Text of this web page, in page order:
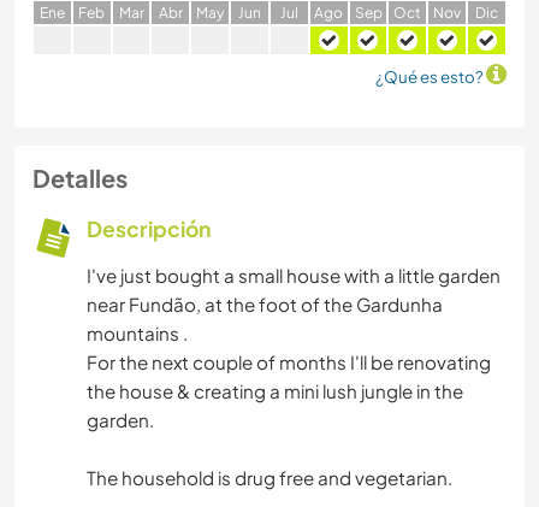
Ene Feb Mar Abr May Jun Jul Ago Sep Oct Nov Dic
¿Qué es esto?
Detalles
Descripción
I've just bought a small house with a little garden
near Fundão, at the foot of the Gardunha
mountains .
For the next couple of months I'll be renovating
the house & creating a mini lush jungle in the
garden.
The household is drug free and vegetarian.